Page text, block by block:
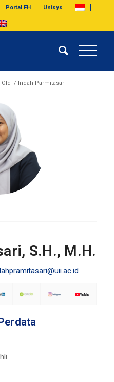
Portal FH Unisys
/ Indah Parmitasari
S.H., M.H.